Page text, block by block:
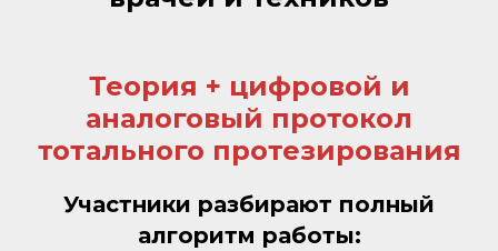
Теория + цифровой и
аналоговый протокол
тотального протезирования
Участники разбирают полный
алгоритм работы: